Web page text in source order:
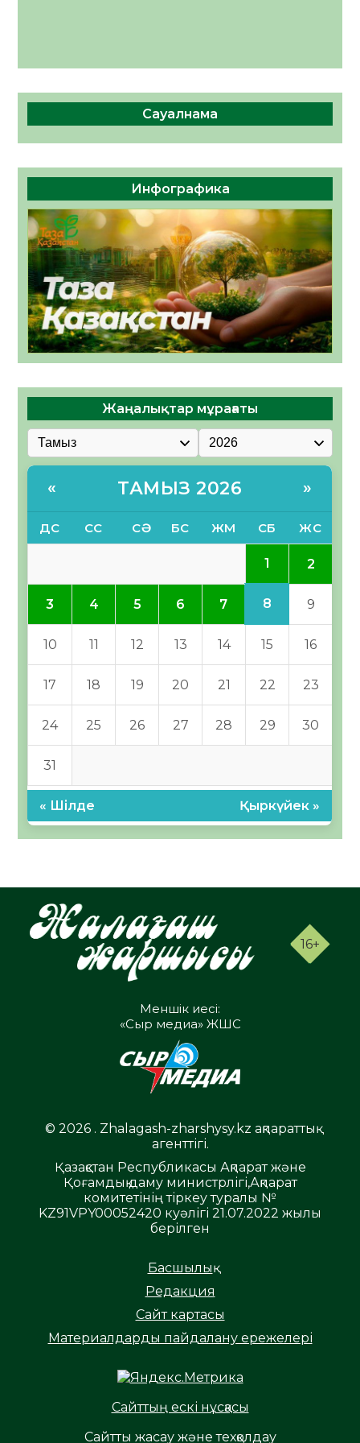
Сауалнама
Инфографика
Жаңалықтар мұрағаты
« ТАМЫЗ 2026 »
ДС СС СӘ БС ЖМ СБ ЖС
1 2
3 4 5 6 7 8 9
10 11 12 13 14 15 16
17 18 19 20 21 22 23
24 25 26 27 28 29 30
31
« Шілде Қыркүйек »
16+
Меншік иесі:
«Сыр медиа» ЖШС
© 2026 . Zhalagash-zharshysy.kz ақпараттық
агенттігі.
Қазақстан Республикасы Ақпарат және
Қоғамдық даму министрлігі,Ақпарат
комитетінің тіркеу туралы №
KZ91VPY00052420 куәлігі 21.07.2022 жылы
берілген
Басшылық
Редакция
Сайт картасы
Материалдарды пайдалану ережелері
Сайттың ескі нұсқасы
Сайтты жасау және техқолдау